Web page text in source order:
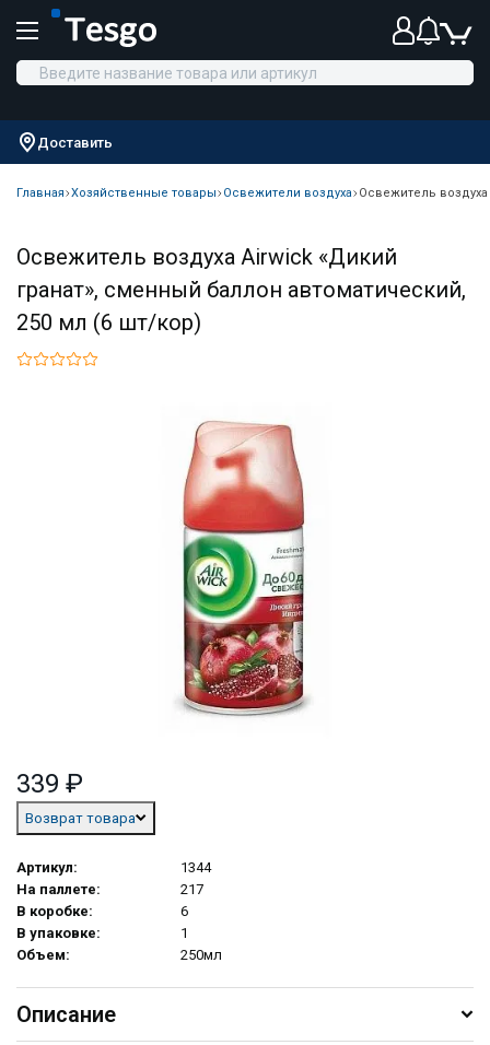
Доставить
Главная Хозяйственные товары Освежители воздуха Освежитель
Освежитель воздуха Airwick «Дикий
гранат», сменный баллон автоматический,
250 мл (6 шт/кор)
339 ₽
Возврат товара
Артикул:
1344
На паллете:
217
В коробке:
6
В упаковке:
1
Объем:
250мл
Описание